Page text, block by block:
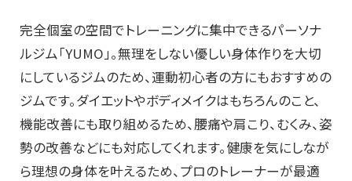
完全個室の空間でトレーニングに集中できるパーソナ
ルジム「YUMO」。無理をしない優しい身体作りを大切
にしているジムのため、運動初心者の方にもおすすめの
ジムです。ダイエットやボディメイクはもちろんのこと、
機能改善にも取り組めるため、腰痛や肩こり、むくみ、姿
勢の改善などにも対応してくれます。健康を気にしなが
ら理想の身体を叶えるため、プロのトレーナーが最適